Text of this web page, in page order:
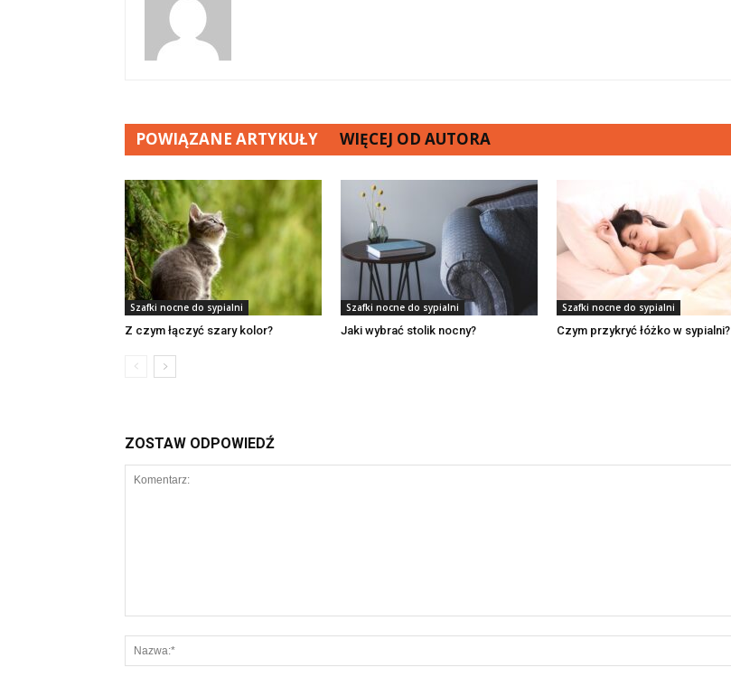
POWIĄZANE ARTYKUŁY WIĘCEJ OD AUTORA
Szafki nocne do sypialni
Z czym łączyć szary kolor?
Szafki nocne do sypialni
Jaki wybrać stolik nocny?
Szafki nocne do sypialni
Czym przykryć łóżko w sypialni?
ZOSTAW ODPOWIEDŹ